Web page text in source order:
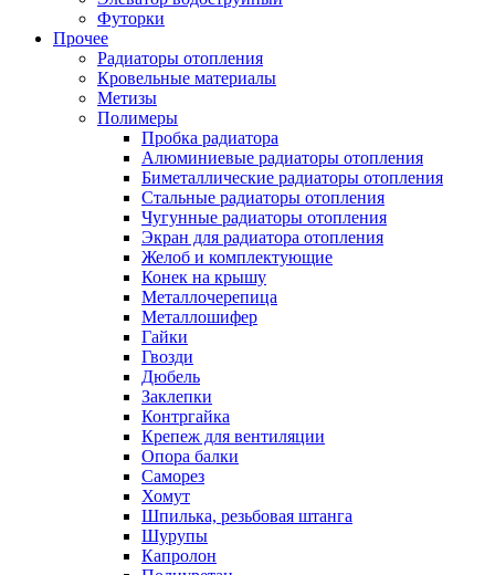
Футорки
Прочее
Радиаторы отопления
Кровельные материалы
Метизы
Полимеры
Пробка радиатора
Алюминиевые радиаторы отопления
Биметаллические радиаторы отопления
Стальные радиаторы отопления
Чугунные радиаторы отопления
Экран для радиатора отопления
Желоб и комплектующие
Конек на крышу
Металлочерепица
Металлошифер
Гайки
Гвозди
Дюбель
Заклепки
Контргайка
Крепеж для вентиляции
Опора балки
Саморез
Хомут
Шпилька, резьбовая штанга
Шурупы
Капролон